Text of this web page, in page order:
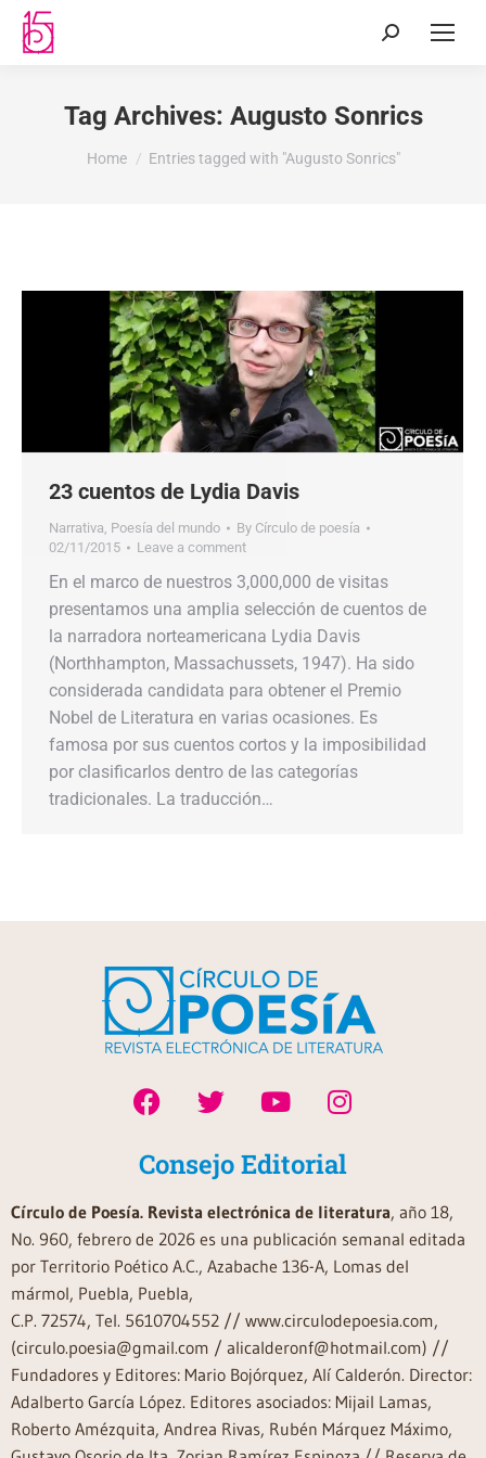
Tag Archives: Augusto Sonrics
You are here:
Home Entries tagged with "Augusto Sonrics"
23 cuentos de Lydia Davis
Narrativa Poesía del mundo By Círculo de poesía
02/11/2015
Leave a comment
En el marco de nuestros 3,000,000 de visitas
presentamos una amplia selección de cuentos de
la narradora norteamericana Lydia Davis
(Northhampton, Massachussets, 1947). Ha sido
considerada candidata para obtener el Premio
Nobel de Literatura en varias ocasiones. Es
famosa por sus cuentos cortos y la imposibilidad
por clasificarlos dentro de las categorías
tradicionales. La traducción…
Consejo Editorial
Círculo de Poesía. Revista electrónica de literatura, año 18,
No. 960, febrero de 2026 es una publicación semanal editada
por Territorio Poético A.C., Azabache 136-A, Lomas del
mármol, Puebla, Puebla,
C.P. 72574, Tel. 5610704552 // www.circulodepoesia.com,
(circulo.poesia@gmail.com / alicalderonf@hotmail.com) //
Fundadores y Editores: Mario Bojórquez, Alí Calderón. Director:
Adalberto García López. Editores asociados: Mijail Lamas,
Roberto Amézquita, Andrea Rivas, Rubén Márquez Máximo,